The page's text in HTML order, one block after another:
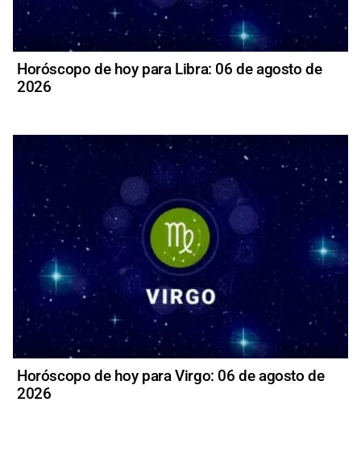
Horóscopo de hoy para Libra: 06 de agosto de
2026
Horóscopo de hoy para Virgo: 06 de agosto de
2026